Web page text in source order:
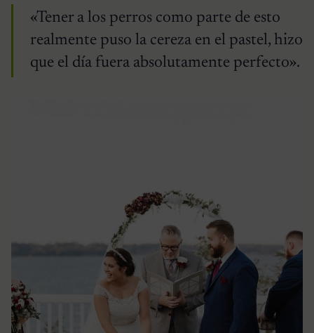
«Tener a los perros como parte de esto
realmente puso la cereza en el pastel, hizo
que el día fuera absolutamente perfecto».